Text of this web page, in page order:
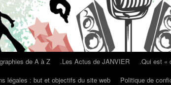
de A à Z .Les Actus de JANVIER .Qui est «
légales : but et objectifs du site web Politique de